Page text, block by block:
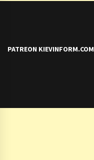
PATREON KIEVINFORM.COM